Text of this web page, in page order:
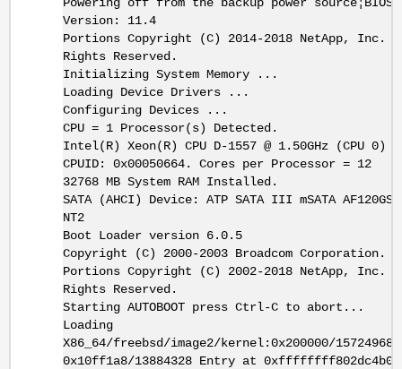
Version: 11.4
Portions Copyright (C) 2014-2018 NetApp, Inc.
Rights Reserved.
Initializing System Memory ...
Loading Device Drivers ...
Configuring Devices ...
CPU = 1 Processor(s) Detected.
Intel(R) Xeon(R) CPU D-1557 @ 1.50GHz (CPU 0)
CPUID: 0x00050664. Cores per Processor = 12
32768 MB System RAM Installed.
SATA (AHCI) Device: ATP SATA III mSATA
NT2
Boot Loader version 6.0.5
Copyright (C) 2000-2003 Broadcom Corporation.
Portions Copyright (C) 2002-2018 NetApp, Inc.
Rights Reserved.
Starting AUTOBOOT press Ctrl-C to abort...
Loading
X86_64/freebsd/image2/kernel:0x200000/15724968
0x10ff1a8/13884328 Entry at 0xffffffff802dc4b0